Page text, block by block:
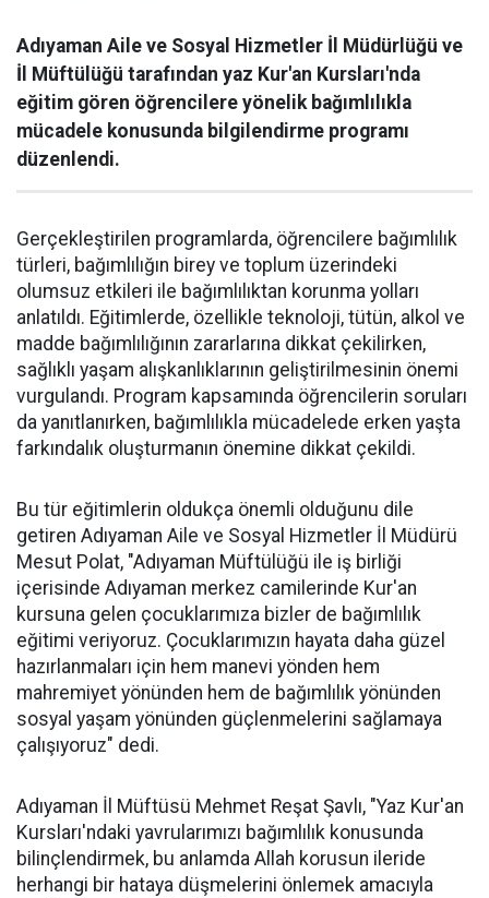
Adıyaman Aile ve Sosyal Hizmetler İl Müdürlüğü ve
İl Müftülüğü tarafından yaz Kur'an Kursları'nda
eğitim gören öğrencilere yönelik bağımlılıkla
mücadele konusunda bilgilendirme programı
düzenlendi.
Gerçekleştirilen programlarda, öğrencilere bağımlılık
türleri, bağımlılığın birey ve toplum üzerindeki
olumsuz etkileri ile bağımlılıktan korunma yolları
anlatıldı. Eğitimlerde, özellikle teknoloji, tütün, alkol ve
madde bağımlılığının zararlarına dikkat çekilirken,
sağlıklı yaşam alışkanlıklarının geliştirilmesinin önemi
vurgulandı. Program kapsamında öğrencilerin soruları
da yanıtlanırken, bağımlılıkla mücadelede erken yaşta
farkındalık oluşturmanın önemine dikkat çekildi.
Bu tür eğitimlerin oldukça önemli olduğunu dile
getiren Adıyaman Aile ve Sosyal Hizmetler İl Müdürü
Mesut Polat, "Adıyaman Müftülüğü ile iş birliği
içerisinde Adıyaman merkez camilerinde Kur'an
kursuna gelen çocuklarımıza bizler de bağımlılık
eğitimi veriyoruz. Çocuklarımızın hayata daha güzel
hazırlanmaları için hem manevi yönden hem
mahremiyet yönünden hem de bağımlılık yönünden
sosyal yaşam yönünden güçlenmelerini sağlamaya
çalışıyoruz" dedi.
Adıyaman İl Müftüsü Mehmet Reşat Şavlı, "Yaz Kur'an
Kursları'ndaki yavrularımızı bağımlılık konusunda
bilinçlendirmek, bu anlamda Allah korusun ileride
herhangi bir hataya düşmelerini önlemek amacıyla